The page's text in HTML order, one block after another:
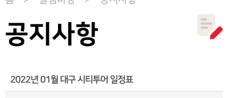
공지사항
2022년 01월 대구 시티투어 일정표